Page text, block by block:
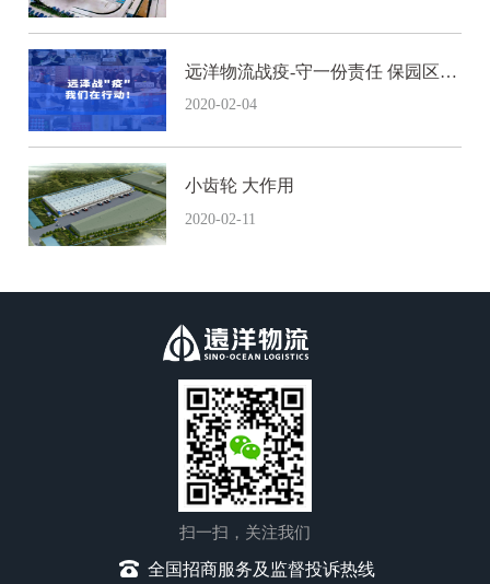
远洋物流战疫-守一份责任 保园区平
安
2020-02-04
小齿轮 大作用
2020-02-11
扫一扫，关注我们
全国招商服务及监督投诉热线